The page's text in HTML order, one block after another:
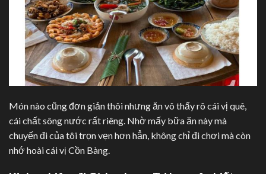
Món nào cũng đơn giản thôi nhưng ăn vô thấy rõ cái vị quê,
cái chất sông nước rất riêng. Nhờ mấy bữa ăn này mà
chuyến đi của tôi trọn vẹn hơn hẳn, không chỉ đi chơi mà còn
nhớ hoài cái vị Cồn Bàng.